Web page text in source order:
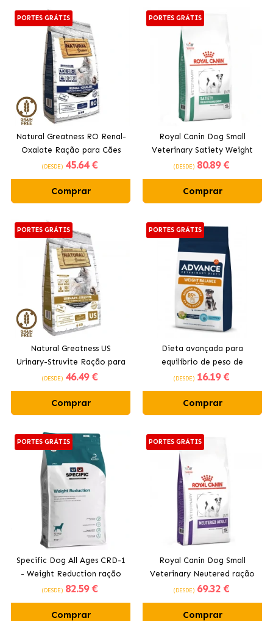
PORTES GRÁTIS
Natural Greatness RO Renal-
Oxalate Ração para Cães
com Peru
(DESDE) 45.64 €
Comprar
PORTES GRÁTIS
Royal Canin Dog Small
Veterinary Satiety Weight
Management ração para
(DESDE) 80.89 €
Comprar
PORTES GRÁTIS
Natural Greatness US
Urinary-Struvite Ração para
Cães com Peru e Frango
(DESDE) 46.49 €
Comprar
PORTES GRÁTIS
Dieta avançada para
equilíbrio de peso de
obesidade mini para raças
(DESDE) 16.19 €
Comprar
PORTES GRÁTIS
Specific Dog All Ages CRD-1
- Weight Reduction ração
para cães obesos ou
(DESDE) 82.59 €
Comprar
PORTES GRÁTIS
Royal Canin Dog Small
Veterinary Neutered ração
para cães pequenos
(DESDE) 69.32 €
Comprar